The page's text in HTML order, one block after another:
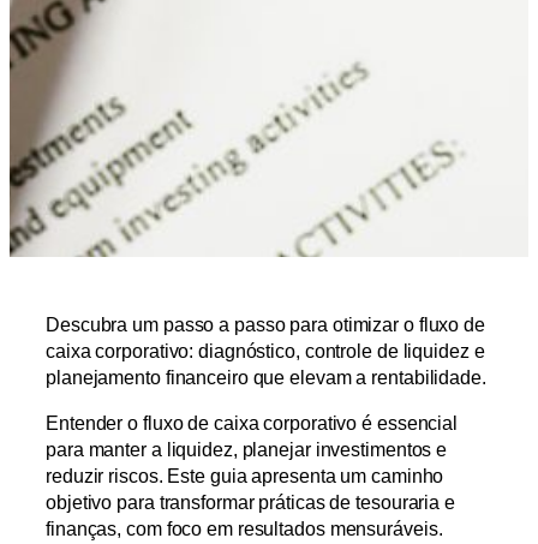
Descubra um passo a passo para otimizar o fluxo de
caixa corporativo: diagnóstico, controle de liquidez e
planejamento financeiro que elevam a rentabilidade.
Entender o fluxo de caixa corporativo é essencial
para manter a liquidez, planejar investimentos e
reduzir riscos. Este guia apresenta um caminho
objetivo para transformar práticas de tesouraria e
finanças, com foco em resultados mensuráveis.